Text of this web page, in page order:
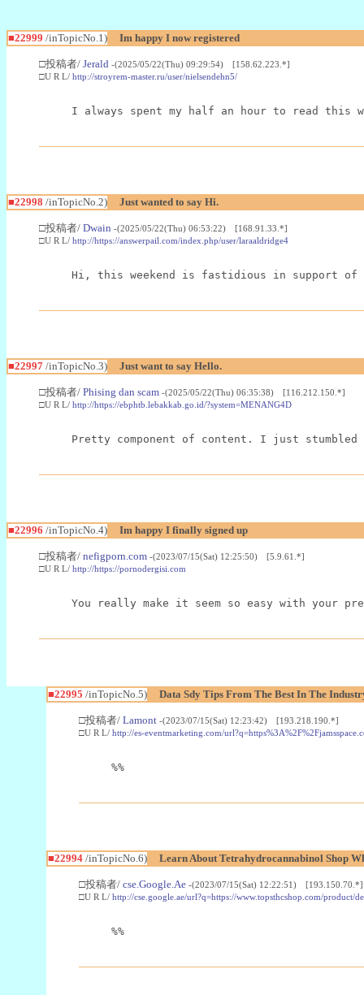
■22999 /inTopicNo.1) Im happy I now registered
□投稿者/ Jerald -(2025/05/22(Thu) 09:29:54) [158.62.223.*]
□U R L/ http://stroyrem-master.ru/user/nielsendehn5/
I always spent my half an hour to read
■22998 /inTopicNo.2) Just wanted to say Hi.
□投稿者/ Dwain -(2025/05/22(Thu) 06:53:22) [168.91.33.*]
□U R L/ http://https://answerpail.com/index.php/user/laraaldridge4
Hi, this weekend is fastidious in support of
■22997 /inTopicNo.3) Just want to say Hello.
□投稿者/ Phising dan scam -(2025/05/22(Thu) 06:35:38) [116.212.150.*]
□U R L/ http://https://ebphtb.lebakkab.go.id/?system=MENANG4D
Pretty component of content. I just
■22996 /inTopicNo.4) Im happy I finally signed up
□投稿者/ nefigporn.com -(2023/07/15(Sat) 12:25:50) [5.9.61.*]
□U R L/ http://https://pornodergisi.com
You really make it seem so easy with your
■22995 /inTopicNo.5) Data Sdy Tips From The Best In The
□投稿者/ Lamont -(2023/07/15(Sat) 12:23:42) [193.218.190.*]
□U R L/ http://es-eventmarketing.com/
%%
■22994/inTopicNo.6) Learn About Tetrahydrocannabinol Shop
□投稿者/ cse.Google.Ae -(2023/07/15(Sat) 12:22:51) [193.150.70.*]
□U R L/ http://cse.google.ae/url?q=https://www.topsthcshop.com/
%%